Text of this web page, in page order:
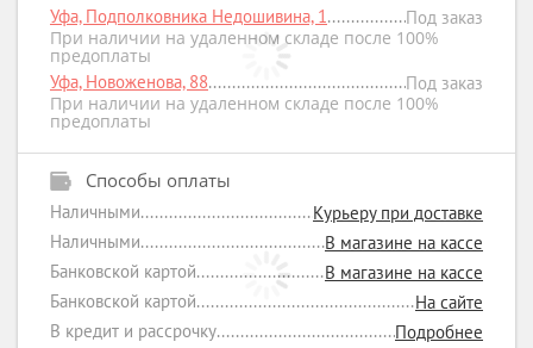
Уфа, Подполковника Недошивина, 1
Под заказ
При наличии на удаленном складе после 100%
предоплаты
Уфа, Новоженова, 88
Под заказ
При наличии на удаленном складе после 100%
предоплаты
Способы оплаты
Наличными
Курьеру при доставке
Наличными
В магазине на кассе
Банковской картой
В магазине на кассе
Банковской картой
На сайте
В кредит и рассрочку
Подробнее